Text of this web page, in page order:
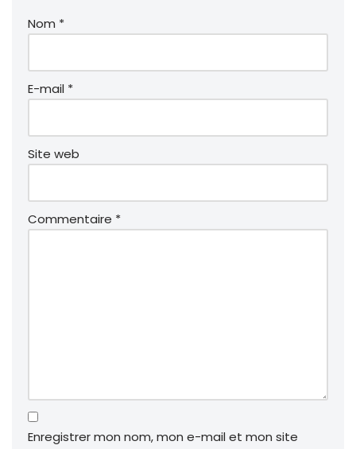
Nom *
E-mail *
Site web
Commentaire *
Enregistrer mon nom, mon e-mail et mon site